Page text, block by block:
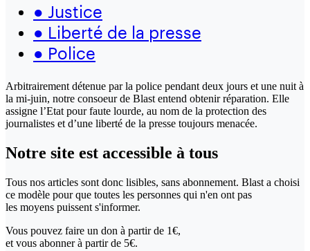
● Justice
● Liberté de la presse
● Police
Arbitrairement détenue par la police pendant deux jours et une nuit à
la mi-juin, notre consoeur de Blast entend obtenir réparation. Elle
assigne l’Etat pour faute lourde, au nom de la protection des
journalistes et d’une liberté de la presse toujours menacée.
Notre site est accessible à tous
Tous nos articles sont donc lisibles, sans abonnement. Blast a choisi
ce modèle pour que toutes les personnes qui n'en ont pas
les moyens puissent s'informer.
Vous pouvez faire un don à partir de 1€,
et vous abonner à partir de 5€.